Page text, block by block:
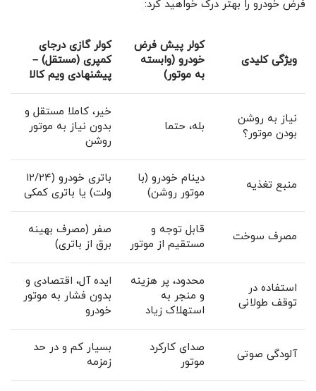
‌فرض خودرو را بهتر درک خواهید کرد:
ویژگی کلیدی
کولر پیش‌ فرض
خودرو (وابسته
به موتور)
کولر گازی درجای
کمپری (مستقل) –
پیشنهادی ویم کالا
نیاز به روشن
بودن موتور؟
بله، حتما
خیر، کاملا مستقل و
بدون نیاز به موتور
روشن
منبع تغذیه
دینام خودرو (با
موتور روشن)
باتری خودرو (۱۲/۲۴
ولت) یا باتری کمکی
مصرف سوخت
قابل توجه و
مستقیم از موتور
صفر (مصرف بهینه
برق از باتری)
استفاده در
توقف طولانی
محدود، پر هزینه
و منجر به
استهلاک زیاد
ایده ‌آل، اقتصادی و
بدون فشار به موتور
خودرو
آلودگی صوتی
صدای کارکرد
موتور
بسیار کم و در حد
زمزمه